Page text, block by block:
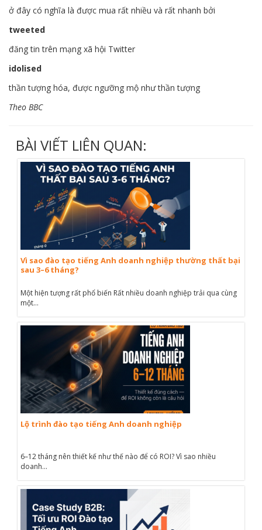
ở đây có nghĩa là được mua rất nhiều và rất nhanh bởi
tweeted
đăng tin trên mạng xã hội Twitter
idolised
thần tượng hóa, được ngưỡng mộ như thần tượng
Theo BBC
BÀI VIẾT LIÊN QUAN:
Vì sao đào tạo tiếng Anh doanh nghiệp thường thất bại
sau 3–6 tháng?
Một hiện tượng rất phổ biến Rất nhiều doanh nghiệp trải qua cùng
một...
Lộ trình đào tạo tiếng Anh doanh nghiệp
6–12 tháng nên thiết kế như thế nào để có ROI? Vì sao nhiều
doanh...